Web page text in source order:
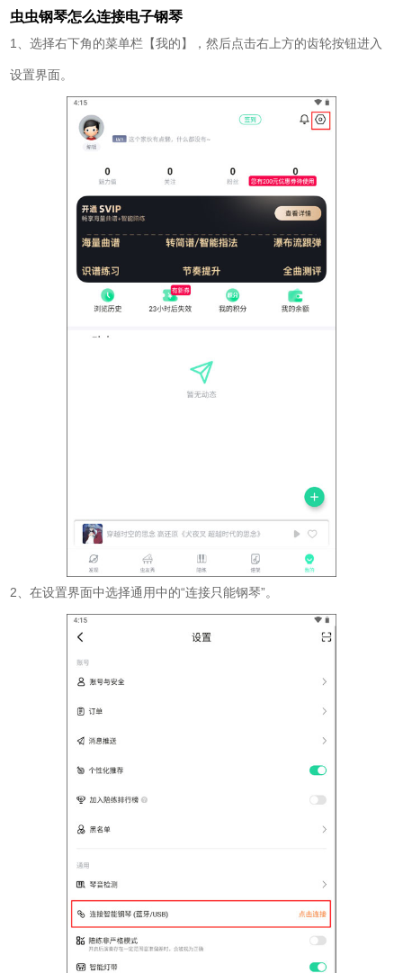
虫虫钢琴怎么连接电子钢琴
1、选择右下角的菜单栏【我的】，然后点击右上方的齿轮按钮进入
设置界面。
2、在设置界面中选择通用中的“连接只能钢琴”。